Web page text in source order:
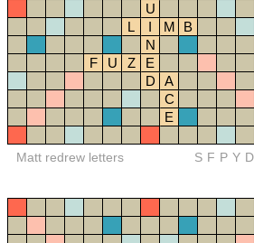
U
L
I M
B
N
F
U Z
E
D
A
C
E
Matt redrew letters